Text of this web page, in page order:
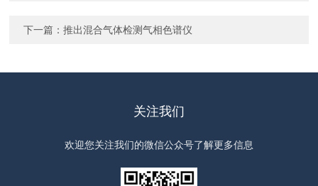
下一篇：推出混合气体检测气相色谱仪
关注我们
欢迎您关注我们的微信公众号了解更多信息